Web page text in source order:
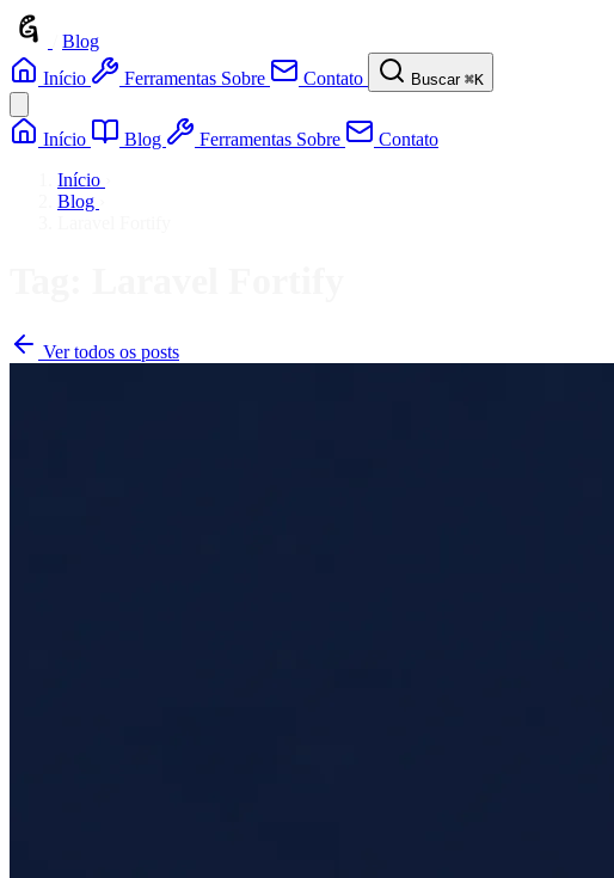
Blog
Início
Ferramentas Sobre Contato Buscar ⌘K
Início Blog Ferramentas Sobre
Contato
Início
Blog
Ver todos os posts